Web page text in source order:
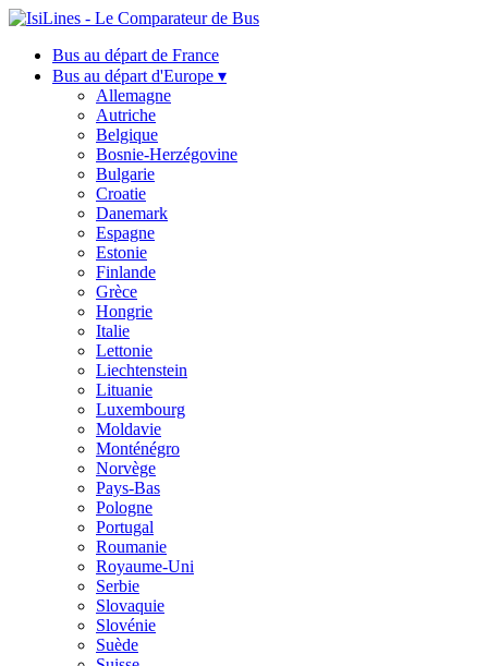
Bus au départ de France
Bus au départ d'Europe ▾
Allemagne
Autriche
Belgique
Bosnie-Herzégovine
Bulgarie
Croatie
Danemark
Espagne
Estonie
Finlande
Grèce
Hongrie
Italie
Lettonie
Liechtenstein
Lituanie
Luxembourg
Moldavie
Monténégro
Norvège
Pays-Bas
Pologne
Portugal
Roumanie
Royaume-Uni
Serbie
Slovaquie
Slovénie
Suède